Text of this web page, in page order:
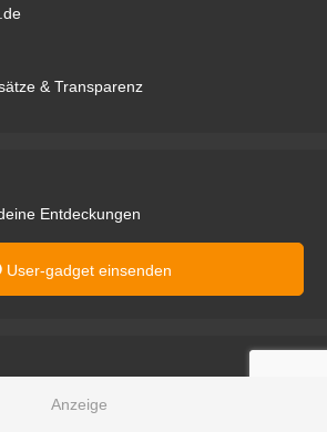
& Transparenz
Entdeckungen
User-gadget einsenden
Leidenschaft